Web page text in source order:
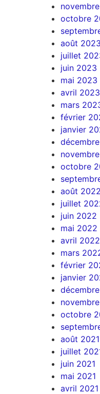
octobre
août 2023
juillet
juin 2023
mai 2023
avril 2023
mars
février
janvier
octobre
août 2022
juillet
juin 2022
mai 2022
avril 2022
mars
février
janvier
octobre
août 2021
juillet
juin 2021
mai 2021
avril 2021